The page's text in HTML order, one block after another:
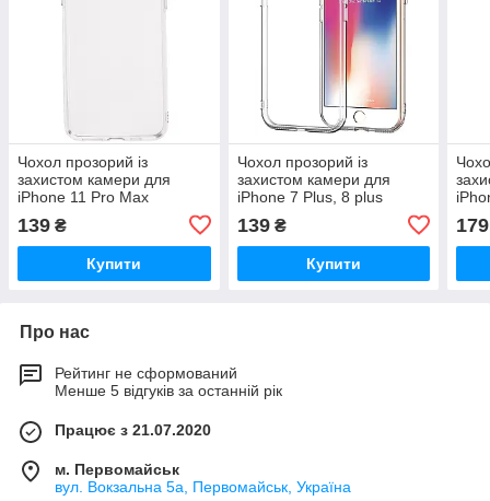
Чохол прозорий із
захистом камери для
iPhone 11 Pro Max
139 ₴
Купити
Чохол прозорий із
захистом камери для
iPhone 7 Plus, 8 plus
139₴
Купити
179
Про нас
Рейтинг не сформований
Менше 5 відгуків за останній рік
Працює з 21.07.2020
м. Первомайськ
вул. Вокзальна 5а, Первомайськ, Україна